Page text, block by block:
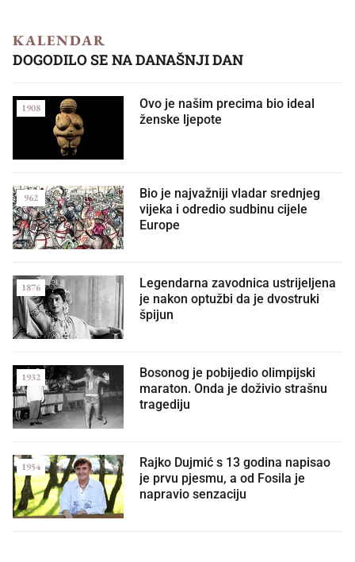
KALENDAR
DOGODILO SE NA DANAŠNJI DAN
Ovo je našim precima bio ideal
ženske ljepote
1908
Bio je najvažniji vladar srednjeg
vijeka i odredio sudbinu cijele
Europe
962
Legendarna zavodnica ustrijeljena
je nakon optužbi da je dvostruki
špijun
1876
Bosonog je pobijedio olimpijski
maraton. Onda je doživio strašnu
tragediju
1932
Rajko Dujmić s 13 godina napisao
je prvu pjesmu, a od Fosila je
napravio senzaciju
1954